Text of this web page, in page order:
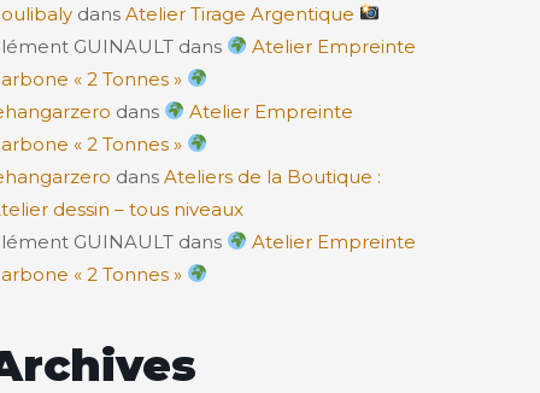
dansAtelier Tirage Argentique
GUINAULT dans
Atelier Empreinte
« 2 Tonnes »
dans
Atelier Empreinte
« 2 Tonnes »
dansAteliers de la Boutique :
dessin – tous niveaux
GUINAULT dans
Atelier Empreinte
« 2 Tonnes »